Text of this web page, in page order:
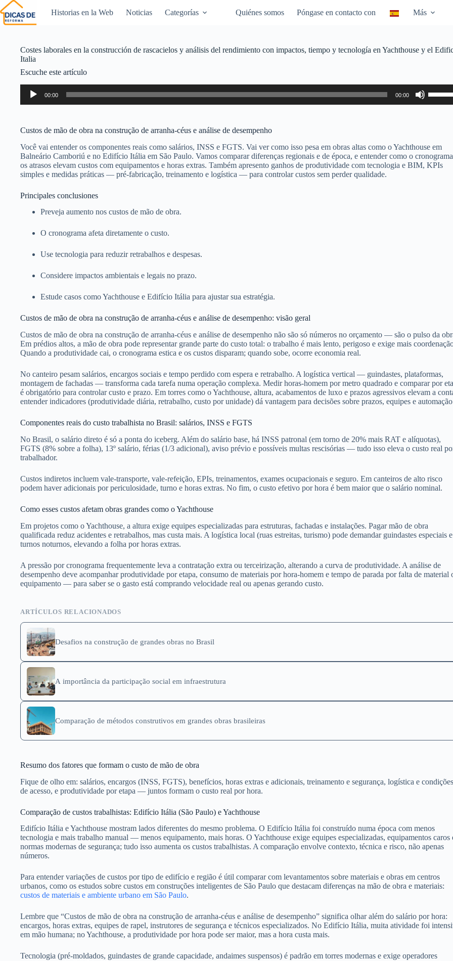
Historias en la Web Noticias Categorías Quiénes somos Póngase en contacto con Más
Costes laborales en la construcción de rascacielos y análisis del rendimiento con impactos, tiempo y tecnología en Yachthouse y el
Italia
Escuche este artículo
Reproductor
audio
00:00 00:00
las
teclas
o
Custos de mão de obra na construção de arranha-céus e análise de desempenho
Você vai entender os componentes reais como salários, INSS e FGTS. Vai ver como isso pesa em obras altas como o Yachthouse em
Balneário Camboriú e no Edifício Itália em São Paulo. Vamos comparar diferenças regionais e de época, e entender como o
os atrasos elevam custos com equipamentos e horas extras. Também apresento ganhos de produtividade com tecnologia e BIM, KPIs
simples e medidas práticas — pré-fabricação, treinamento e logística — para controlar custos sem perder qualidade.
Principales conclusiones
Preveja aumento nos custos de mão de obra.
O cronograma afeta diretamente o custo.
Use tecnologia para reduzir retrabalhos e despesas.
Considere impactos ambientais e legais no prazo.
Estude casos como Yachthouse e Edifício Itália para ajustar sua estratégia.
Custos de mão de obra na construção de arranha-céus e análise de desempenho: visão geral
Custos de mão de obra na construção de arranha-céus e análise de desempenho não são só números no orçamento — são o pulso da
Em prédios altos, a mão de obra pode representar grande parte do custo total: o trabalho é mais lento, perigoso e exige mais
Quando a produtividade cai, o cronograma estica e os custos disparam; quando sobe, ocorre economia real.
No canteiro pesam salários, encargos sociais e tempo perdido com espera e retrabalho. A logística vertical — guindastes, plataformas,
montagem de fachadas — transforma cada tarefa numa operação complexa. Medir horas-homem por metro quadrado e comparar por
é obrigatório para controlar custo e prazo. Em torres como o Yachthouse, altura, acabamentos de luxo e prazos agressivos elevam a
entender indicadores (produtividade diária, retrabalho, custo por unidade) dá vantagem para decisões sobre prazos, equipes e
Componentes reais do custo trabalhista no Brasil: salários, INSS e FGTS
No Brasil, o salário direto é só a ponta do iceberg. Além do salário base, há INSS patronal (em torno de 20% mais RAT e alíquotas),
FGTS (8% sobre a folha), 13º salário, férias (1/3 adicional), aviso prévio e possíveis multas rescisórias — tudo isso eleva o custo real
trabalhador.
Custos indiretos incluem vale-transporte, vale-refeição, EPIs, treinamentos, exames ocupacionais e seguro. Em canteiros de alto risco
podem haver adicionais por periculosidade, turno e horas extras. No fim, o custo efetivo por hora é bem maior que o salário nominal.
Como esses custos afetam obras grandes como o Yachthouse
Em projetos como o Yachthouse, a altura exige equipes especializadas para estruturas, fachadas e instalações. Pagar mão de obra
qualificada reduz acidentes e retrabalhos, mas custa mais. A logística local (ruas estreitas, turismo) pode demandar guindastes especiais e
turnos noturnos, elevando a folha por horas extras.
A pressão por cronograma frequentemente leva a contratação extra ou terceirização, alterando a curva de produtividade. A análise de
desempenho deve acompanhar produtividade por etapa, consumo de materiais por hora-homem e tempo de parada por falta de material
equipamento — para saber se o gasto está comprando velocidade real ou apenas gerando custo.
ARTÍCULOS RELACIONADOS
Desafios na construção de grandes obras no Brasil
A importância da participação social em infraestrutura
Comparação de métodos construtivos em grandes obras brasileiras
Resumo dos fatores que formam o custo de mão de obra
Fique de olho em: salários, encargos (INSS, FGTS), benefícios, horas extras e adicionais, treinamento e segurança, logística e condições
de acesso, e produtividade por etapa — juntos formam o custo real por hora.
Comparação de custos trabalhistas: Edifício Itália (São Paulo) e Yachthouse
Edifício Itália e Yachthouse mostram lados diferentes do mesmo problema. O Edifício Itália foi construído numa época com menos
tecnologia e mais trabalho manual — menos equipamento, mais horas. O Yachthouse exige equipes especializadas, equipamentos caros
normas modernas de segurança; tudo isso aumenta os custos trabalhistas. A comparação envolve contexto, técnica e risco, não apenas
números.
Para entender variações de custos por tipo de edifício e região é útil comparar com levantamentos sobre materiais e obras em centros
urbanos, como os estudos sobre custos em construções inteligentes de São Paulo que destacam diferenças na mão de obra e materiais:
custos de materiais e ambiente urbano em São Paulo.
Lembre que “Custos de mão de obra na construção de arranha-céus e análise de desempenho” significa olhar além do salário por hora:
encargos, horas extras, equipes de rapel, instrutores de segurança e técnicos especializados. No Edifício Itália, muita atividade foi
em mão humana; no Yachthouse, a produtividade por hora pode ser maior, mas a hora custa mais.
Tecnologia (pré-moldados, guindastes de grande capacidade, andaimes suspensos) é padrão em torres modernas e exige operadores